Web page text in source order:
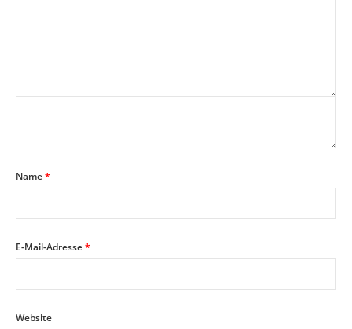
Name*
E-Mail-Adresse*
Website